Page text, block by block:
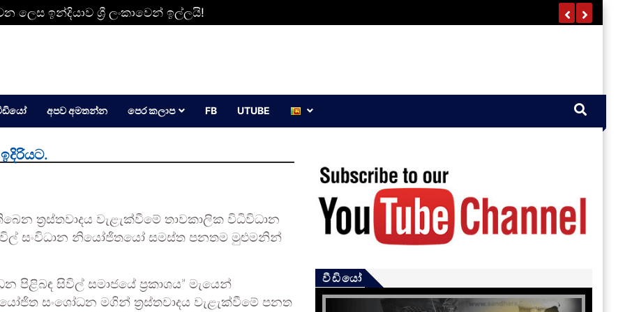
ලෙස ඉන්දියාව ශ්‍රී ලංකාවෙන් ඉල්ලයි!
අපව අමතන්න පෙර කලාප FB UTUBE
ත්‍රස්තවාදය වැළැක්වීමේ තාවකාලික විධිවිධාන
සංවිධාන නියෝජිතයෝ සමස්ත පනතම මුළුමනින්
පිළිබඳ සිවිල් සමාජයේ ප්‍රකාශය” මැයෙන්
සංශෝධන මගින් ත්‍රස්තවාදය වැළැක්වීමේ පනත
වීඩියෝ